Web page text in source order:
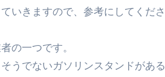
いきますので、参考にしてくださ
の一つです。
うでないガソリンスタンドがあ